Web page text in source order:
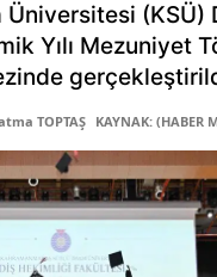
(KSÜ)
Yılı Mezuniyet
TOPTAŞ KAYNAK: (HABER